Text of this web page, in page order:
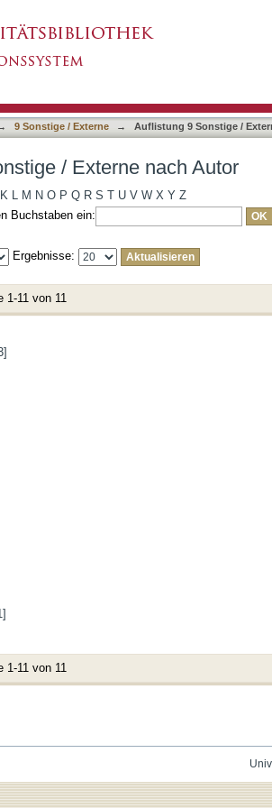
9 Sonstige / Externe → Auflistung 9 Sonstige /
/ Externe nach Autor
K L M N O P Q R S T U V W X Y Z
Buchstaben ein:
Ergebnisse:
1-11 von 11
1-11 von 11